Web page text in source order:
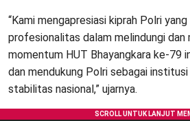
“Kami mengapresiasi kiprah Polri
profesionalitas dalam melindungi dan
momentum HUT Bhayangkara ke-79
dan mendukung Polri sebagai
stabilitas nasional,” ujarnya.